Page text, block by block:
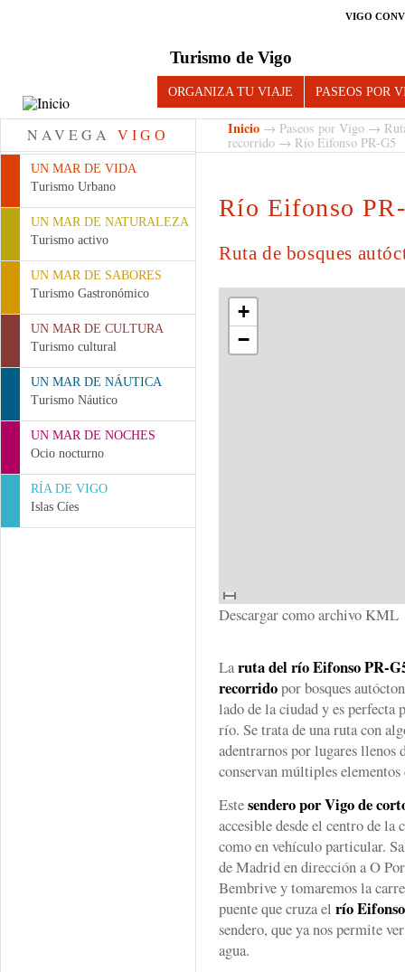
VIGO
Turismo de Vigo
ORGANIZA TU VIAJE PASEOS POR
NAVEGA VIGO
UN MAR DE VIDA
Turismo Urbano
UN MAR DE NATURALEZA
Turismo activo
UN MAR DE SABORES
Turismo Gastronómico
UN MAR DE CULTURA
Turismo cultural
UN MAR DE NÁUTICA
Turismo Náutico
UN MAR DE NOCHES
Ocio nocturno
RÍA DE VIGO
Islas Cíes
Inicio → Paseos por Vigo →
recorrido → Río Eifonso PR-G5
Río Eifonso
Ruta de bosques
+
−
Descargar como archivo KML
Laruta del río Eifonso PR-
recorridopor bosques
lado de la ciudad y es
río. Se trata de una ruta con
adentrarnos por lugares llenos
conservan múltiples
Estesendero por Vigo de
accesible desde el centro de la
como en vehículo particular.
de Madrid en dirección a O
Bembrive y tomaremos la
puente que cruza el río Eifonso
sendero, que ya nos permite
agua.